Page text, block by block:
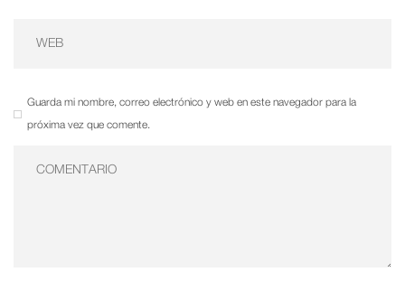
Guarda mi nombre, correo electrónico y web en este navegador para la
próxima vez que comente.